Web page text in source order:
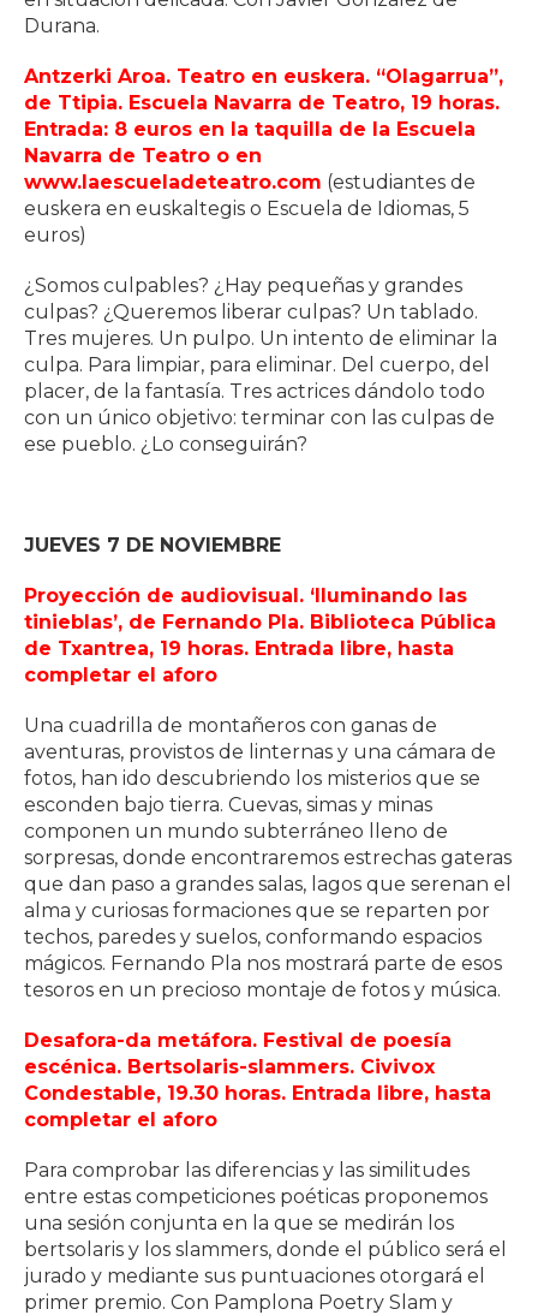
Durana.
Antzerki Aroa. Teatro en euskera. “Olagarrua”,
de Ttipia. Escuela Navarra de Teatro, 19 horas.
Entrada: 8 euros en la taquilla de la Escuela
Navarra de Teatro o en
www.laescueladeteatro.com (estudiantes de
euskera en euskaltegis o Escuela de Idiomas, 5
euros)
¿Somos culpables? ¿Hay pequeñas y grandes
culpas? ¿Queremos liberar culpas? Un tablado.
Tres mujeres. Un pulpo. Un intento de eliminar la
culpa. Para limpiar, para eliminar. Del cuerpo, del
placer, de la fantasía. Tres actrices dándolo todo
con un único objetivo: terminar con las culpas de
ese pueblo. ¿Lo conseguirán?
JUEVES 7 DE NOVIEMBRE
Proyección de audiovisual. ‘Iluminando las
tinieblas’, de Fernando Pla. Biblioteca Pública
de Txantrea, 19 horas. Entrada libre, hasta
completar el aforo
Una cuadrilla de montañeros con ganas de
aventuras, provistos de linternas y una cámara de
fotos, han ido descubriendo los misterios que se
esconden bajo tierra. Cuevas, simas y minas
componen un mundo subterráneo lleno de
sorpresas, donde encontraremos estrechas gateras
que dan paso a grandes salas, lagos que serenan el
alma y curiosas formaciones que se reparten por
techos, paredes y suelos, conformando espacios
mágicos. Fernando Pla nos mostrará parte de esos
tesoros en un precioso montaje de fotos y música.
Desafora-da metáfora. Festival de poesía
escénica. Bertsolaris-slammers. Civivox
Condestable, 19.30 horas. Entrada libre, hasta
completar el aforo
Para comprobar las diferencias y las similitudes
entre estas competiciones poéticas proponemos
una sesión conjunta en la que se medirán los
bertsolaris y los slammers, donde el público será el
jurado y mediante sus puntuaciones otorgará el
primer premio. Con Pamplona Poetry Slam y